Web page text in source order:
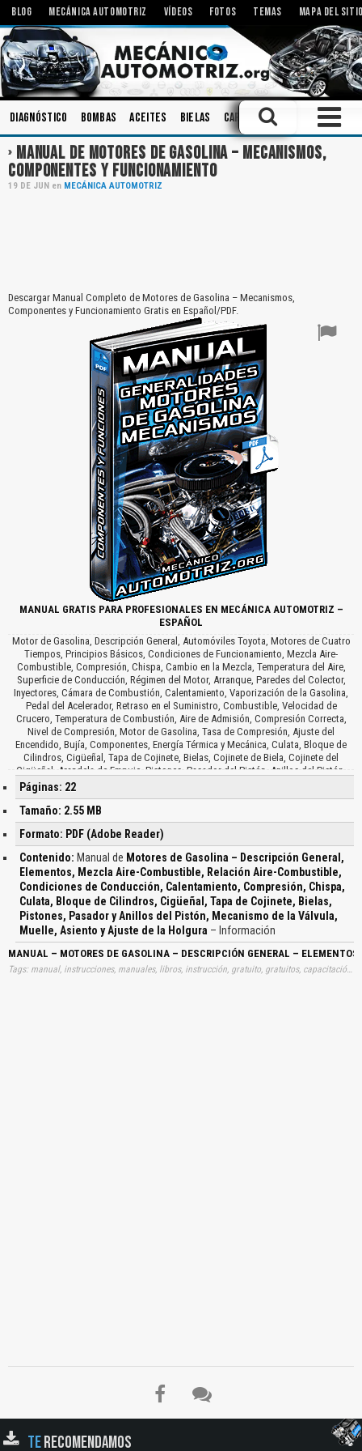
BLOG MECÁNICA AUTOMOTRIZ VÍDEOS FOTOS TEMAS MAPA DEL
Diagnóstico Bombas Aceites Bielas Carrocerias Inspecciones
MANUAL DE MOTORES DE GASOLINA – MECANISMOS,
COMPONENTES Y FUNCIONAMIENTO
19 DE JUN en MECÁNICA AUTOMOTRIZ
Descargar Manual Completo de Motores de Gasolina – Mecanismos,
Componentes y Funcionamiento Gratis en Español/PDF.
MANUAL GRATIS PARA PROFESIONALES EN MECÁNICA AUTOMOTRIZ –
ESPAÑOL
Motor de Gasolina, Descripción General, Automóviles Toyota, Motores de Cuatro
Tiempos, Principios Básicos, Condiciones de Funcionamiento, Mezcla Aire-
Combustible, Compresión, Chispa, Cambio en la Mezcla, Temperatura del Aire,
Superficie de Conducción, Régimen del Motor, Arranque, Paredes del Colector,
Inyectores, Cámara de Combustión, Calentamiento, Vaporización de la Gasolina,
Pedal del Acelerador, Retraso en el Suministro, Combustible, Velocidad de
Crucero, Temperatura de Combustión, Aire de Admisión, Compresión Correcta,
Nivel de Compresión, Motor de Gasolina, Tasa de Compresión, Ajuste del
Encendido, Bujía, Componentes, Energía Térmica y Mecánica, Culata, Bloque de
Cilindros, Cigüeñal, Tapa de Cojinete, Bielas, Cojinete de Biela, Cojinete del
Cigüeñal, Arandela de Empuje, Pistones, Pasador del Pistón, Anillos del Pistón,
Mecanismo de la Válvula, Árbol de Levas, Muelle de Válvula, Asiento de Muelle,
Válvula, Cadena de Distribución, Tensor de Cadena, Amortiguador de Vibración,
Rueda Dentada, Orificio de Lubricación, Camisa, Cilindros de Aluminio, Desgaste
del Cilindro, Detonación del Pistón, Consumo Anormal del Aceite, Pérdidas de
Compresión, Lubricación Insuficiente, Calibre del Cilindro, Calibre del Gorrón,
Desplazamiento del Cigüeñal, Fuerza de Empuje, Golpe del Pistón,
Funcionamiento, Tamaño del Pistón, Tamaño Estándar y Extragrande, Falda del
Pistón, Sistema de Apertura y Cierre, Sincronización de Válvulas, Punto Muerto
Superior, Inferior, Cruce de Válvulas y Ajuste de la Holgura…
Páginas: 22
Tamaño: 2.55 MB
Formato: PDF (Adobe Reader)
Contenido: Manual de Motores de Gasolina – Descripción General,
Elementos, Mezcla Aire-Combustible, Relación Aire-Combustible,
Condiciones de Conducción, Calentamiento, Compresión, Chispa,
Culata, Bloque de Cilindros, Cigüeñal, Tapa de Cojinete, Bielas,
Pistones, Pasador y Anillos del Pistón, Mecanismo de la Válvula,
Muelle, Asiento y Ajuste de la Holgura – Información
MANUAL – MOTORES DE GASOLINA – DESCRIPCIÓN GENERAL –
Tags: manual, instrucciones, manuales, libros, instrucción, gratuito, gratuitos, capacitación, entrenamiento, capacitaciones, información, datos, gratis, descargar, guías, guias, motores, gasolinas, descripciones, generales, elementos, mezclas, aire, combustibles, relaciones, aire, combustibles, condiciones, conducciones, calentamientos, compresiones, chispas, culatas, bloques, cilindros, ciguenales, tapas, cojinetes, bielas, pistones, pasadores, anillos, pistones, mecanismos, valvulas, muelles, asientos, ajustes, holguras, aprender, descargas
TERECOMENDAMOS